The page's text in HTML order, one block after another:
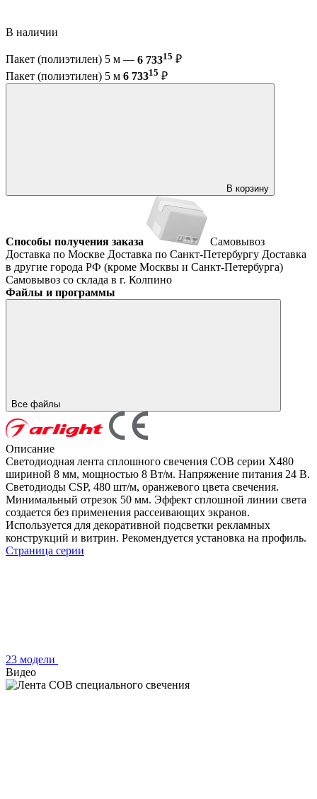
В наличии
Пакет (полиэтилен) 5 м — 6 73315 ₽
Пакет (полиэтилен) 5 м 6 73315 ₽
В корзину
Способы получения заказа
Самовывоз
Доставка по Москве Доставка по Санкт-Петербургу Доставка
в другие города РФ (кроме Москвы и Санкт-Петербурга)
Самовывоз со склада в г. Колпино
Файлы и программы
Все файлы
Описание
Светодиодная лента сплошного свечения COB серии X480
шириной 8 мм, мощностью 8 Вт/м. Напряжение питания 24 В.
Светодиоды CSP, 480 шт/м, оранжевого цвета свечения.
Минимальный отрезок 50 мм. Эффект сплошной линии света
создается без применения рассеивающих экранов.
Используется для декоративной подсветки рекламных
конструкций и витрин. Рекомендуется установка на профиль.
Страница серии
23 модели
Видео